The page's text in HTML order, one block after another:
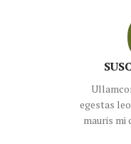
egestas
mauris mi